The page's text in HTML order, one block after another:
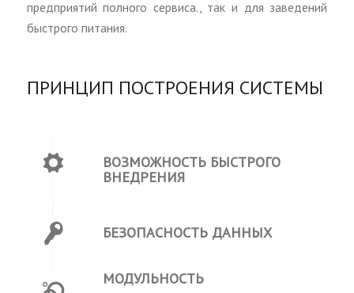
предприятий полного сервиса., так и для заведений
быстрого питания.
ПРИНЦИП ПОСТРОЕНИЯ СИСТЕМЫ
ВОЗМОЖНОСТЬ БЫСТРОГО
ВНЕДРЕНИЯ
БЕЗОПАСНОСТЬ ДАННЫХ
МОДУЛЬНОСТЬ